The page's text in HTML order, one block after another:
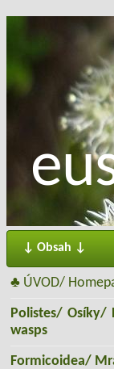
↓ Obsah ↓
♣ ÚVOD/
Polistes/ Osíky/
wasps
Formicoidea/